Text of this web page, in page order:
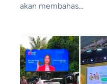
akan membahas…